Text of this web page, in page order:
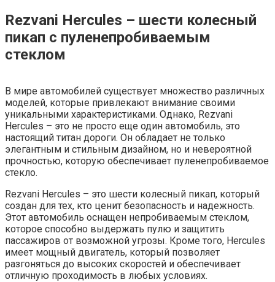
Rezvani Hercules – шести колесный
пикап с пуленепробиваемым
стеклом
В мире автомобилей существует множество различных
моделей, которые привлекают внимание своими
уникальными характеристиками. Однако, Rezvani
Hercules – это не просто еще один автомобиль, это
настоящий титан дороги. Он обладает не только
элегантным и стильным дизайном, но и невероятной
прочностью, которую обеспечивает пуленепробиваемое
стекло.
Rezvani Hercules – это шести колесный пикап, который
создан для тех, кто ценит безопасность и надежность.
Этот автомобиль оснащен непробиваемым стеклом,
которое способно выдержать пулю и защитить
пассажиров от возможной угрозы. Кроме того, Hercules
имеет мощный двигатель, который позволяет
разгоняться до высоких скоростей и обеспечивает
отличную проходимость в любых условиях.